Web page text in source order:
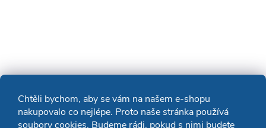
Chtěli bychom, aby se vám na našem e-shopu
nakupovalo co nejlépe. Proto naše stránka používá
soubory cookies. Budeme rádi, pokud s nimi budete